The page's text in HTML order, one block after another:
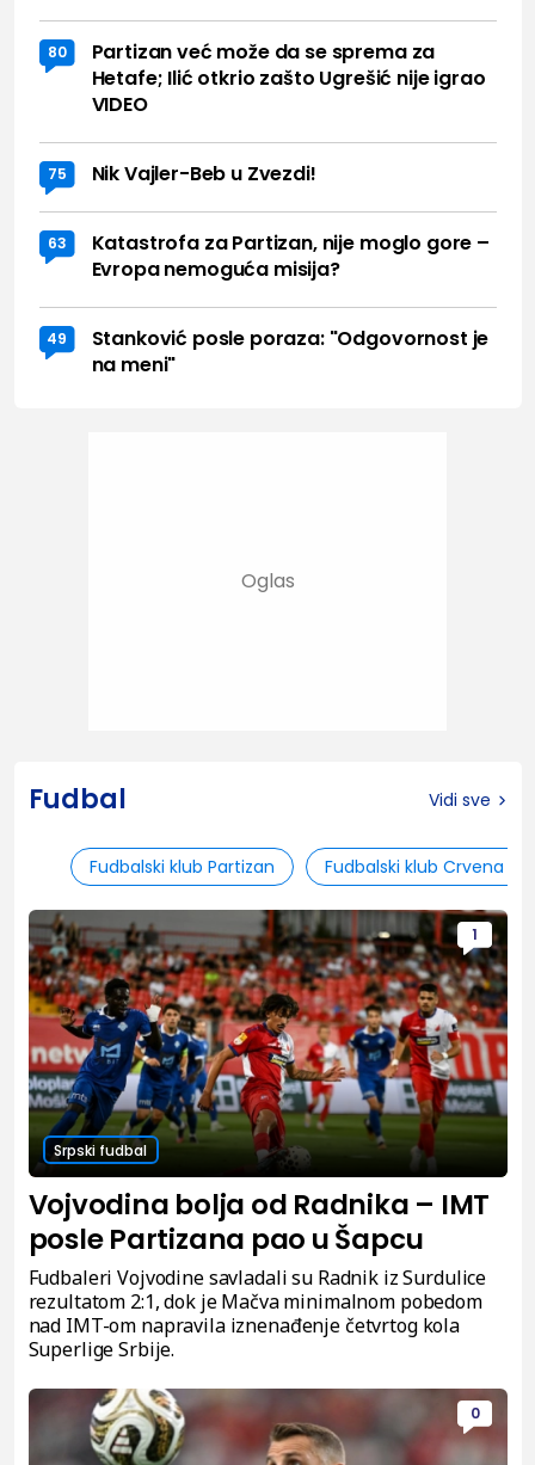
80
Partizan već može da se sprema za
Hetafe; Ilić otkrio zašto Ugrešić nije igrao
VIDEO
75 Nik Vajler-Beb u Zvezdi!
63
Katastrofa za Partizan, nije moglo gore –
Evropa nemoguća misija?
49
Stanković posle poraza: "Odgovornost je
na meni"
Fudbal Vidi sve
Fudbalski klub Partizan Fudbalski klub Crvena
1
Srpski fudbal
Vojvodina bolja od Radnika – IMT
posle Partizana pao u Šapcu
Fudbaleri Vojvodine savladali su Radnik iz Surdulice
rezultatom 2:1, dok je Mačva minimalnom pobedom
nad IMT-om napravila iznenađenje četvrtog kola
Superlige Srbije.
0